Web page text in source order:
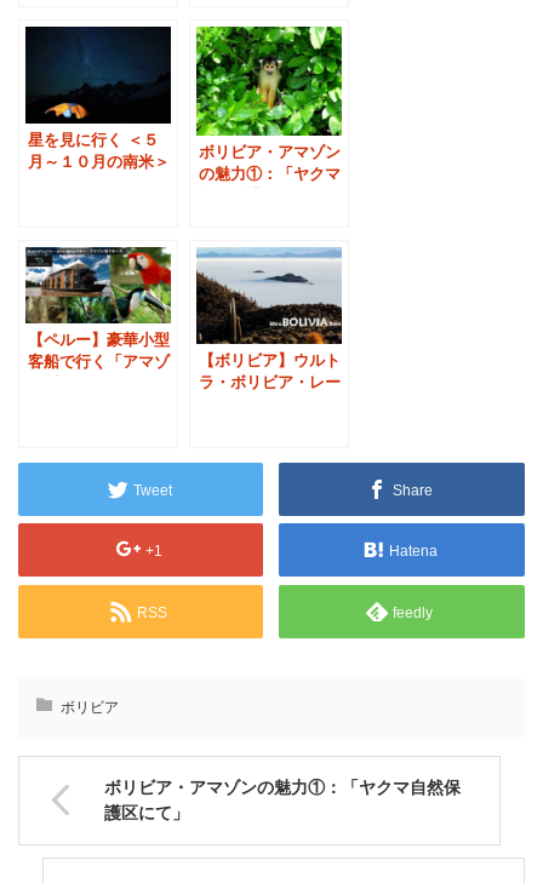
星を見に行く ＜５
月～１０月の南米＞
ボリビア・アマゾン
の魅力①：「ヤクマ
【ペルー】豪華小型
客船で行く「アマゾ
【ボリビア】ウルト
ラ・ボリビア・レー
Tweet Share
+1 Hatena
RSS feedly
ボリビア
ボリビア・アマゾンの魅力①：「ヤクマ自然保
護区にて」